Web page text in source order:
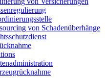
von Schadenüberhänge